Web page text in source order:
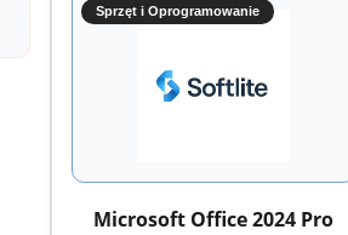
Sprzęt i Oprogramowanie
Microsoft Office 2024 Pro